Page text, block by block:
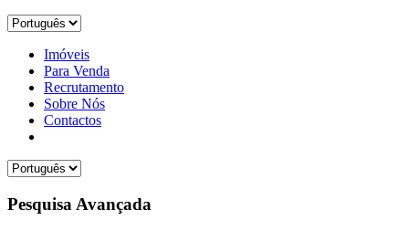
Imóveis
Para Venda
Recrutamento
Sobre Nós
Contactos
Pesquisa Avançada